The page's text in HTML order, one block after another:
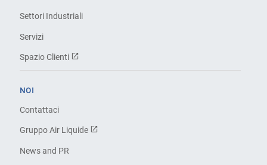
Settori Industriali
Servizi
Spazio Clienti
NOI
Contattaci
Gruppo Air Liquide
News and PR